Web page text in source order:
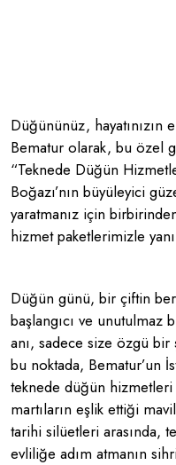
Düğününüz,
Bematur olarak, bu özel
“Teknede Düğün
Boğazı’nın büyüleyici
yaratmanız için
hizmet paketlerimizle
Düğün günü, bir çiftin
başlangıcı ve unutulmaz
anı, sadece size özgü
bu noktada, Bematur’un
teknede düğün
martıların eşlik ettiği
tarihi silüetleri arasında,
evliliğe adım atmanın